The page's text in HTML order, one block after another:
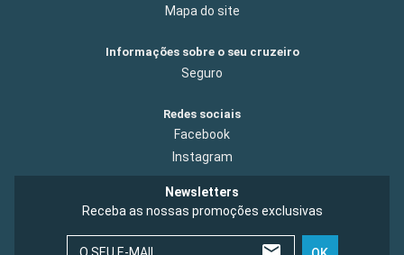
Mapa do site
Informações sobre o seu cruzeiro
Seguro
Redes sociais
Facebook
Instagram
Newsletters
Receba as nossas promoções exclusivas
O SEU E-MAIL